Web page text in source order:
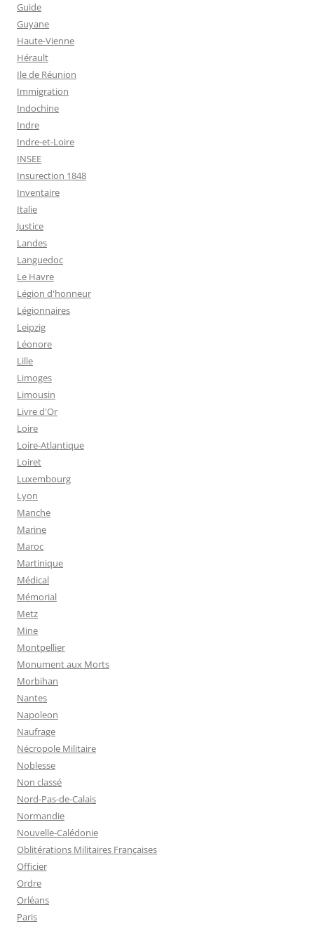
Guide
Guyane
Haute-Vienne
Hérault
Ile de Réunion
Immigration
Indochine
Indre
Indre-et-Loire
INSEE
Insurection 1848
Inventaire
Italie
Justice
Landes
Languedoc
Le Havre
Légion d'honneur
Légionnaires
Leipzig
Léonore
Lille
Limoges
Limousin
Livre d'Or
Loire
Loire-Atlantique
Loiret
Luxembourg
Lyon
Manche
Marine
Maroc
Martinique
Médical
Mémorial
Metz
Mine
Montpellier
Monument aux Morts
Morbihan
Nantes
Napoleon
Naufrage
Nécropole Militaire
Noblesse
Non classé
Nord-Pas-de-Calais
Normandie
Nouvelle-Calédonie
Oblitérations Militaires Françaises
Officier
Ordre
Orléans
Paris